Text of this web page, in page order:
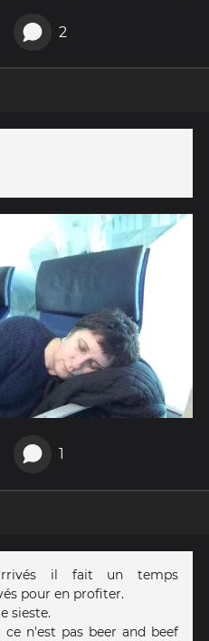
2
1
il fait un temps
pour en profiter.
sieste.
n'est pas beer and beef